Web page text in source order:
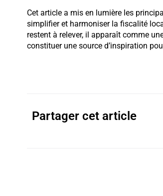
Cet article a mis en lumière les
simplifier et harmoniser la fiscalité
restent à relever, il apparaît comme
constituer une source d’inspiration
Partager cet article